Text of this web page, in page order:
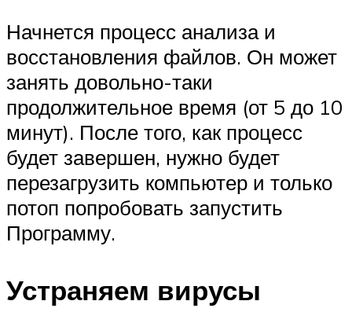
Начнется процесс анализа и
восстановления файлов. Он может
занять довольно-таки
продолжительное время (от 5 до 10
минут). После того, как процесс
будет завершен, нужно будет
перезагрузить компьютер и только
потоп попробовать запустить
Программу.
Устраняем вирусы